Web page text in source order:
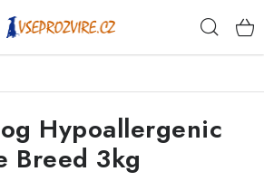
Hypoallergenic
Breed 3kg